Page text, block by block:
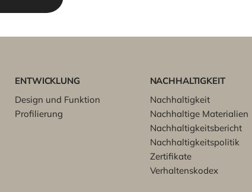
ENTWICKLUNG
Design und Funktion
Profilierung
NACHHALTIGKEIT
Nachhaltigkeit
Nachhaltige Materialien
Nachhaltigkeitsbericht
Nachhaltigkeitspolitik
Zertifikate
Verhaltenskodex